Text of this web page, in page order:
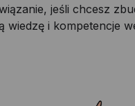
jeśli chcesz
wiedzę i kompetencje